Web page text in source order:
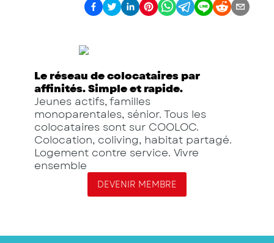
Le réseau de colocataires par
affinités. Simple et rapide.
Jeunes actifs, familles
monoparentales, sénior. Tous les
colocataires sont sur COOLOC.
Colocation, coliving, habitat partagé.
Logement contre service. Vivre
ensemble
DEVENIR MEMBRE